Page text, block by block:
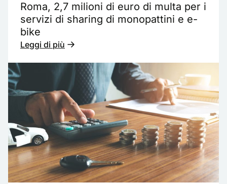
Roma, 2,7 milioni di euro di multa per i
servizi di sharing di monopattini e e-
bike
Leggi di più